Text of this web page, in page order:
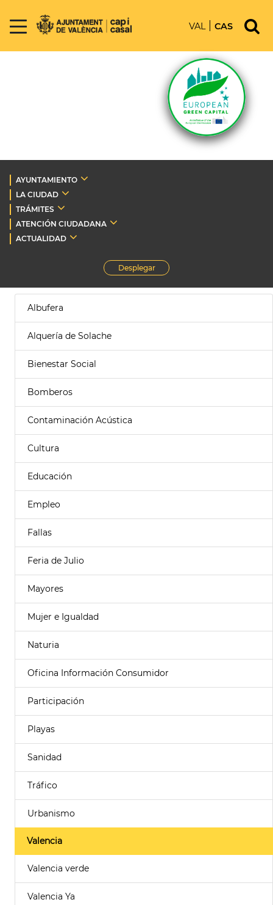
VAL CAS
AYUNTAMIENTO
LA CIUDAD
TRÁMITES
ATENCIÓN CIUDADANA
ACTUALIDAD
Desplegar
Albufera
Alquería de Solache
Bienestar Social
Bomberos
Contaminación Acústica
Cultura
Educación
Empleo
Fallas
Feria de Julio
Mayores
Mujer e Igualdad
Naturia
Oficina Información Consumidor
Participación
Playas
Sanidad
Tráfico
Urbanismo
Valencia
Valencia verde
Valencia Ya